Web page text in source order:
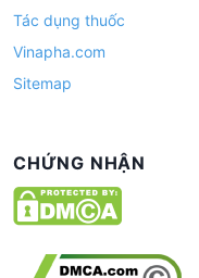
Tác dụng thuốc
Vinapha.com
Sitemap
CHỨNG NHẬN